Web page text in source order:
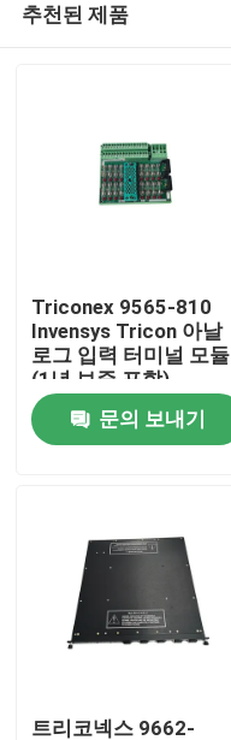
제품
우리 에 관한 것
추천된 제품
Triconex 9565-810
Invensys Tricon 아날
로그 입력 터미널 모듈
(1년 보증 포함)
문의 보내기
트리코넥스 9662-